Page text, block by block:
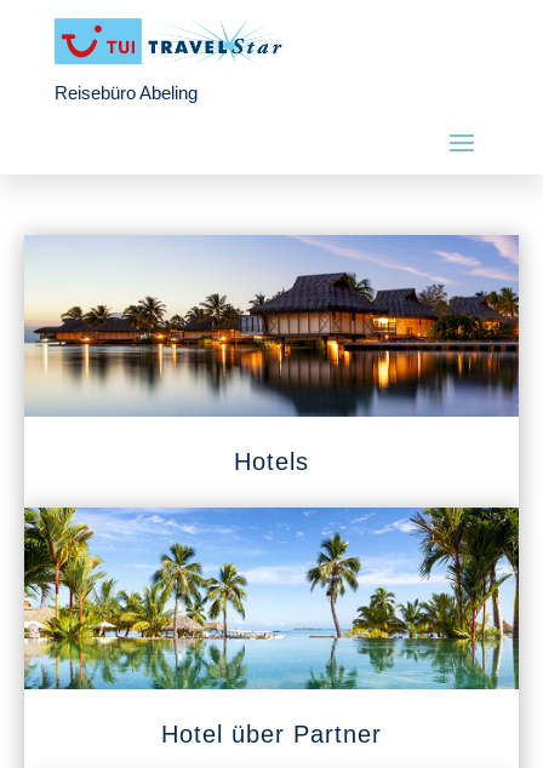
Reisebüro Abeling
Hotels
Hotel über Partner